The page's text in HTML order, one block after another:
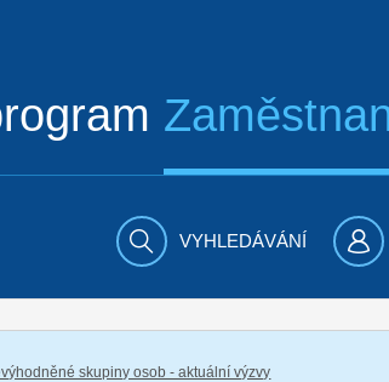
VYHLEDÁVÁNÍ
skupiny osob - aktuální výzvy